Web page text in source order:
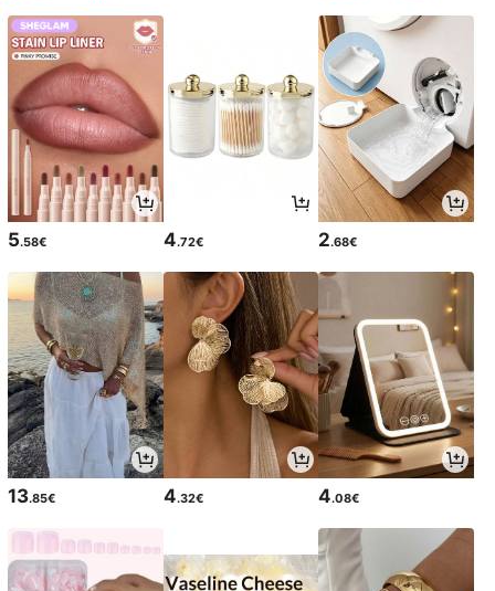
5.58€ 4.72€ 2.68€
13.85€ 4.32€ 4.08€